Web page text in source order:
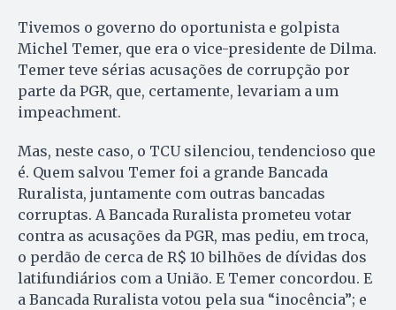
Tivemos o governo do oportunista e golpista
Michel Temer, que era o vice-presidente de Dilma.
Temer teve sérias acusações de corrupção por
parte da PGR, que, certamente, levariam a um
impeachment.
Mas, neste caso, o TCU silenciou, tendencioso que
é. Quem salvou Temer foi a grande Bancada
Ruralista, juntamente com outras bancadas
corruptas. A Bancada Ruralista prometeu votar
contra as acusações da PGR, mas pediu, em troca,
o perdão de cerca de R$ 10 bilhões de dívidas dos
latifundiários com a União. E Temer concordou. E
a Bancada Ruralista votou pela sua “inocência”; e